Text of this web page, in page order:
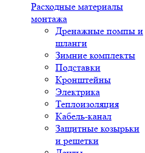
Расходные материалы
монтажа
Дренажные помпы и
шланги
Зимние комплекты
Подставки
Кронштейны
Электрика
Теплоизоляция
Кабель-канал
Защитные козырьки
и решетки